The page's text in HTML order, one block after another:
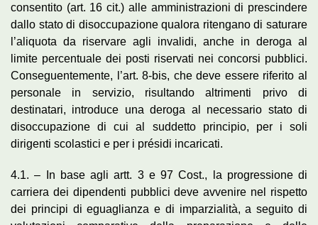
consentito (art. 16 cit.) alle amministrazioni di prescindere
dallo stato di disoccupazione qualora ritengano di saturare
l’aliquota da riservare agli invalidi, anche in deroga al
limite percentuale dei posti riservati nei concorsi pubblici.
Conseguentemente, l’art. 8-bis, che deve essere riferito al
personale in servizio, risultando altrimenti privo di
destinatari, introduce una deroga al necessario stato di
disoccupazione di cui al suddetto principio, per i soli
dirigenti scolastici e per i présidi incaricati.
4.1. – In base agli artt. 3 e 97 Cost., la progressione di
carriera dei dipendenti pubblici deve avvenire nel rispetto
dei principi di eguaglianza e di imparzialità, a seguito di